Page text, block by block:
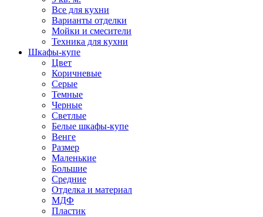
Все для кухни
Варианты отделки
Мойки и смесители
Техника для кухни
Шкафы-купе
Цвет
Коричневые
Серые
Темные
Черные
Светлые
Белые шкафы-купе
Венге
Размер
Маленькие
Большие
Средние
Отделка и материал
МДФ
Пластик